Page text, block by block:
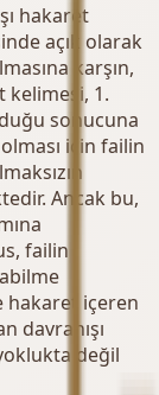
hakaret
açık olarak
karşın,
kelimesi, 1.
sonucuna
için failin
Ancak bu,
failin
hakaret içeren
davranışı
değil